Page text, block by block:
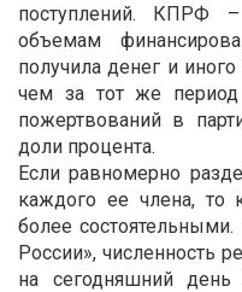
поступлений. КПРФ
объемам
получила денег и
чем за тот же
пожертвований в
доли процента.
Если равномерно
каждого ее члена, то
более
России», численность
на сегодняшний день